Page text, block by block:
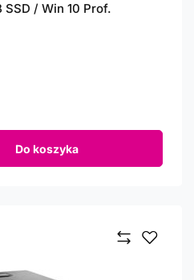
SSD / Win 10 Prof.
Do koszyka